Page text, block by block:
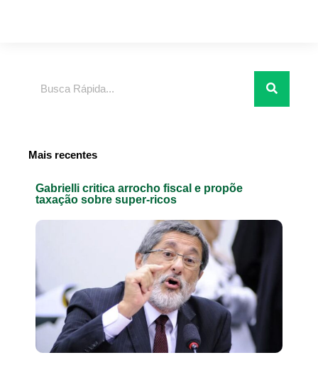
Mais recentes
Gabrielli critica arrocho fiscal e propõe
taxação sobre super-ricos